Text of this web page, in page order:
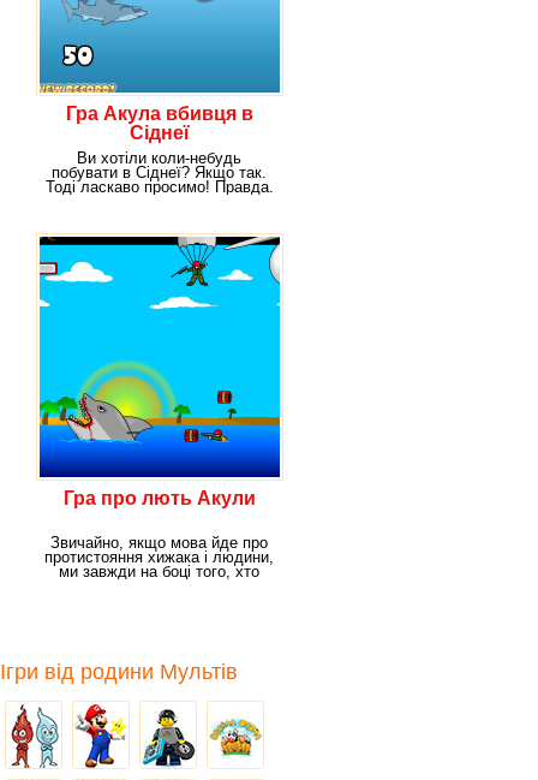
Гра Акула вбивця в
Сіднеї
Ви хотіли коли-небудь
побувати в Сіднеї? Якщо так.
Тоді ласкаво просимо! Правда.
Гра про лють Акули
Звичайно, якщо мова йде про
протистояння хижака і людини,
ми завжди на боці того, хто
Ігри від родини Мультів